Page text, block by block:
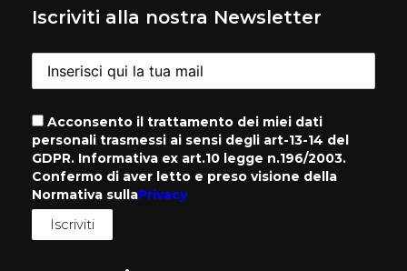
Iscriviti alla nostra Newsletter
Acconsento il trattamento dei miei dati
personali trasmessi ai sensi degli art-13-14 del
GDPR. Informativa ex art.10 legge n.196/2003.
Confermo di aver letto e preso visione della
Normativa sullaPrivacy